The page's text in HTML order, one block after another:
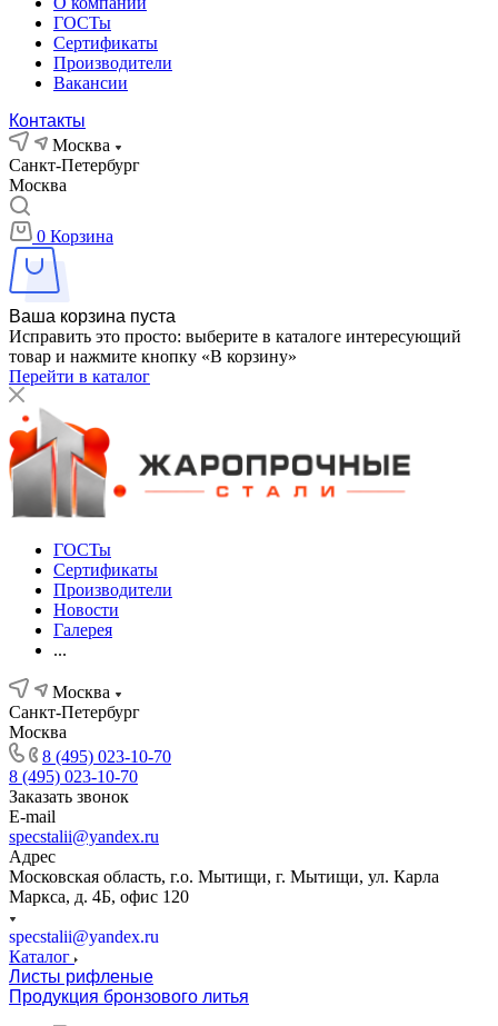
ГОСТы
Сертификаты
Производители
Вакансии
Контакты
Москва
Санкт-Петербург
Москва
0 Корзина
Ваша корзина пуста
Исправить это просто: выберите в каталоге интересующий
товар и нажмите кнопку «В корзину»
Перейти в каталог
ГОСТы
Сертификаты
Производители
Новости
Галерея
...
Москва
Санкт-Петербург
Москва
8 (495) 023-10-70
8 (495) 023-10-70
Заказать звонок
E-mail
specstalii@yandex.ru
Адрес
Московская область, г.о. Мытищи, г. Мытищи, ул. Карла
Маркса, д. 4Б, офис 120
specstalii@yandex.ru
Каталог
Листы рифленые
Продукция бронзового литья